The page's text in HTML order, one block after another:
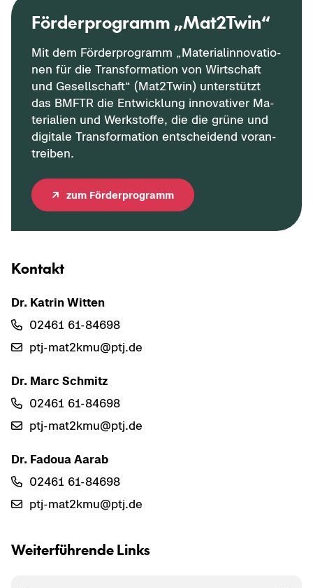
För­der­pro­gramm „Mat2Twin“
Mit dem För­der­pro­gramm „Ma­te­ri­a­l­in­no­va­tio­
nen für die Trans­for­ma­ti­on von Wirt­schaft
und Ge­sell­schaft“ (Mat2Twin) un­ter­stützt
das BMFTR die Ent­wick­lung in­no­va­ti­ver Ma­
te­ria­li­en und Werk­stof­fe, die die grüne und
di­gi­ta­le Trans­for­ma­ti­on ent­schei­dend vor­an­
trei­ben.
zum För­der­pro­gramm
Kon­takt
Dr. Kat­rin Wit­ten
02461 61-​84698
ptj-​mat2kmu@ptj.de
Dr. Marc Schmitz
02461 61-​84698
ptj-​mat2kmu@ptj.de
Dr. Fa­doua Aarab
02461 61-​84698
ptj-​mat2kmu@ptj.de
Wei­ter­füh­ren­de Links